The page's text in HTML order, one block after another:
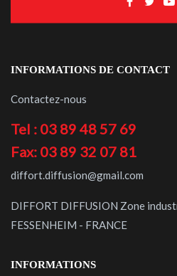
INFORMATIONS DE CONTACT
Contactez-nous
Tel : 03 89 48 57 69
Fax: 03 89 32 07 81
diffort.diffusion@gmail.com
DIFFORT DIFFUSION Zone
FESSENHEIM - FRANCE
INFORMATIONS